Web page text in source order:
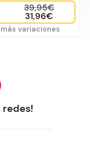
39,95€
31,96€
más variaciones
redes!